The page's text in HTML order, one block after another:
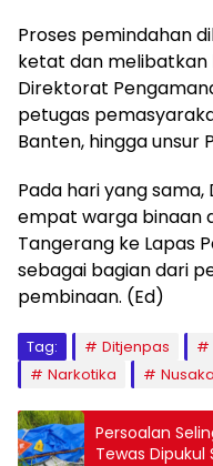
Proses pemindahan
ketat dan melibatkan
Direktorat
petugas
Banten, hingga unsur
Pada hari yang
empat warga binaan
Tangerang ke Lapas
sebagai bagian dari
pembinaan. (Ed)
Tag: Ditjenpas
Narkotika
Persoalan
Tewas Dipukul